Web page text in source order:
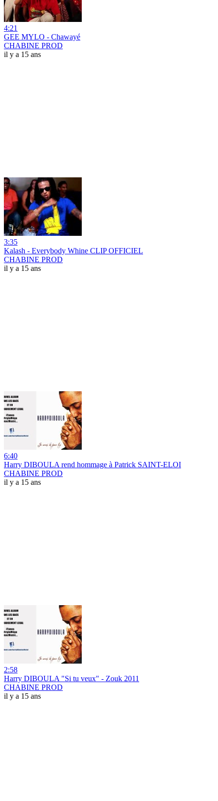
4:21
GEE MYLO - Chawayé
CHABINE PROD
il y a 15 ans
3:35
Kalash - Everybody Whine CLIP OFFICIEL
CHABINE PROD
il y a 15 ans
6:40
Harry DIBOULA rend hommage à Patrick SAINT-ELOI
CHABINE PROD
il y a 15 ans
2:58
Harry DIBOULA "Si tu veux" - Zouk 2011
CHABINE PROD
il y a 15 ans